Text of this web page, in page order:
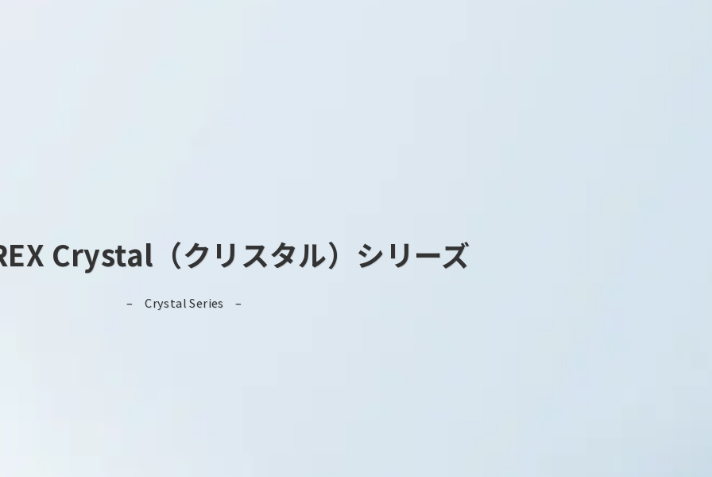
Crystal（クリスタル）シリーズ
Crystal Series